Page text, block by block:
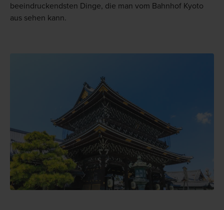
beeindruckendsten Dinge, die man vom Bahnhof Kyoto
aus sehen kann.